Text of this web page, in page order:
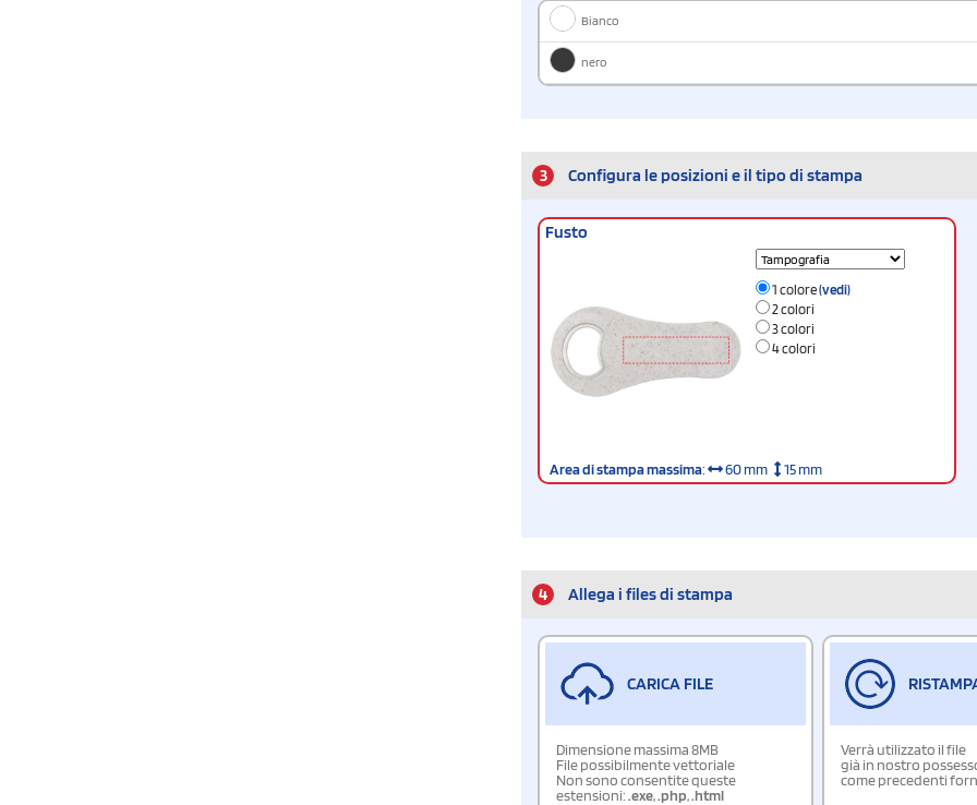
Bianco
nero
3 Configura le posizioni e il tipo di stampa
Fusto
1 colore(vedi)
2 colori
3 colori
4 colori
Area di stampa massima: 60 mm 15 mm
4 Allega i files di stampa
CARICA FILE
Dimensione massima 8MB
File possibilmente vettoriale
Non sono consentite queste
estensioni:.exe,.php,.html
Verrà utilizzato il file
già in nostro
come precedenti